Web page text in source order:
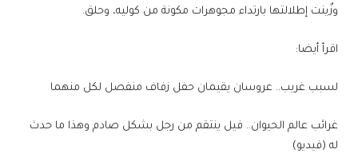
وزٌينت إطلالتها بارتداء مجوهرات مكونة من كوليه، وحلق.
اقرأ أيضا:
لسبب غريب.. عروسان يقيمان حفل زفاف منفصل لكل منهما
غرائب عالم الحيوان.. فيل ينتقم من رجل بشكل صادم وهذا ما حدث
له (فيديو)